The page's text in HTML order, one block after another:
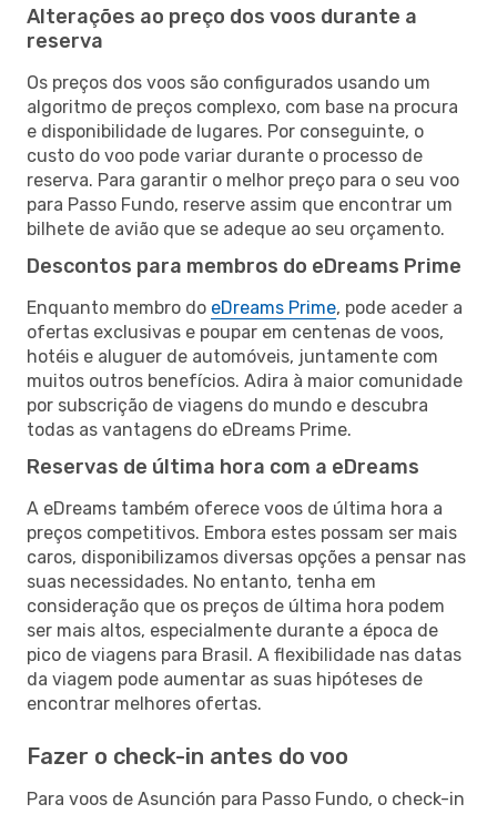
Alterações ao preço dos voos durante a
reserva
Os preços dos voos são configurados usando um
algoritmo de preços complexo, com base na procura
e disponibilidade de lugares. Por conseguinte, o
custo do voo pode variar durante o processo de
reserva. Para garantir o melhor preço para o seu voo
para Passo Fundo, reserve assim que encontrar um
bilhete de avião que se adeque ao seu orçamento.
Descontos para membros do eDreams Prime
Enquanto membro do eDreams Prime, pode aceder a
ofertas exclusivas e poupar em centenas de voos,
hotéis e aluguer de automóveis, juntamente com
muitos outros benefícios. Adira à maior comunidade
por subscrição de viagens do mundo e descubra
todas as vantagens do eDreams Prime.
Reservas de última hora com a eDreams
A eDreams também oferece voos de última hora a
preços competitivos. Embora estes possam ser mais
caros, disponibilizamos diversas opções a pensar nas
suas necessidades. No entanto, tenha em
consideração que os preços de última hora podem
ser mais altos, especialmente durante a época de
pico de viagens para Brasil. A flexibilidade nas datas
da viagem pode aumentar as suas hipóteses de
encontrar melhores ofertas.
Fazer o check-in antes do voo
Para voos de Asunción para Passo Fundo, o check-in